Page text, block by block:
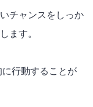
チャンスをしっか
ます。
行動することが